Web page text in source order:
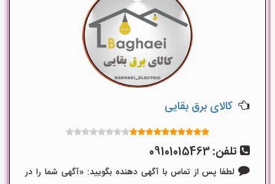
کالای برق بقایی
تلفن:09101015463
لطفا پس از تماس با آگهی دهنده بگویید: «آگهی شما را در